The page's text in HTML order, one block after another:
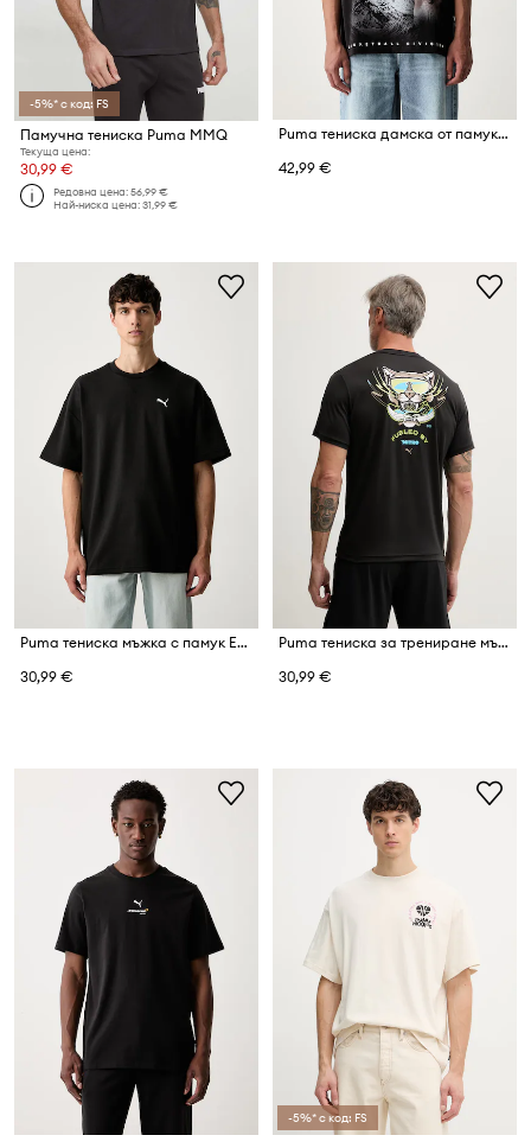
-5%* с код: FS
Памучна тениска Puma MMQ
Текуща цена:
30,99 €
Редовна цена:56,99 €
Най-ниска цена:31,99 €
Puma тениска дамска от памук DYLAN WILDCAT
42,99 €
Puma тениска мъжка с памук Essentials Elevated
30,99 €
Puma тениска за трениране мъжка Run Nitro Graphic
30,99 €
-5%* с код: FS